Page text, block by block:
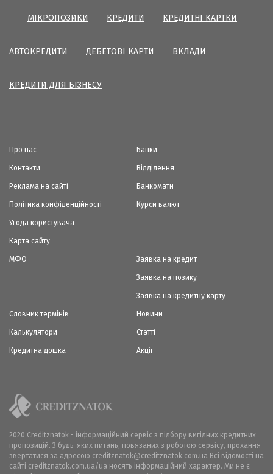
МІКРОПОЗИКИ КРЕДИТИ КРЕДИТНІ КАРТКИ
АВТОКРЕДИТИ ДЕБЕТОВІ КАРТИ ВКЛАДИ
КРЕДИТИ ДЛЯ БІЗНЕСУ
Про нас
Контакти
Реклама на сайті
Політика конфіденційності
Угода користувача
Карта сайту
Банки
Відділення
Банкомати
Курси валют
МФО Заявка на кредит
Заявка на позику
Заявка на кредитну карту
Словник термінів
Калькулятори
Кредитна дошка
Новини
Статті
Акції
2020 Creditznatok - інформаційний сервіс з підбору вигідних кредитних
пропозицій. З будь-яких питань, повязаних з роботою сервісу, прохання
звертатися за адресою creditznatok@creditznatok.com.ua Всі відомості на
сайті creditznatok.com.ua/ua носять інформаційний характер. Ми не є